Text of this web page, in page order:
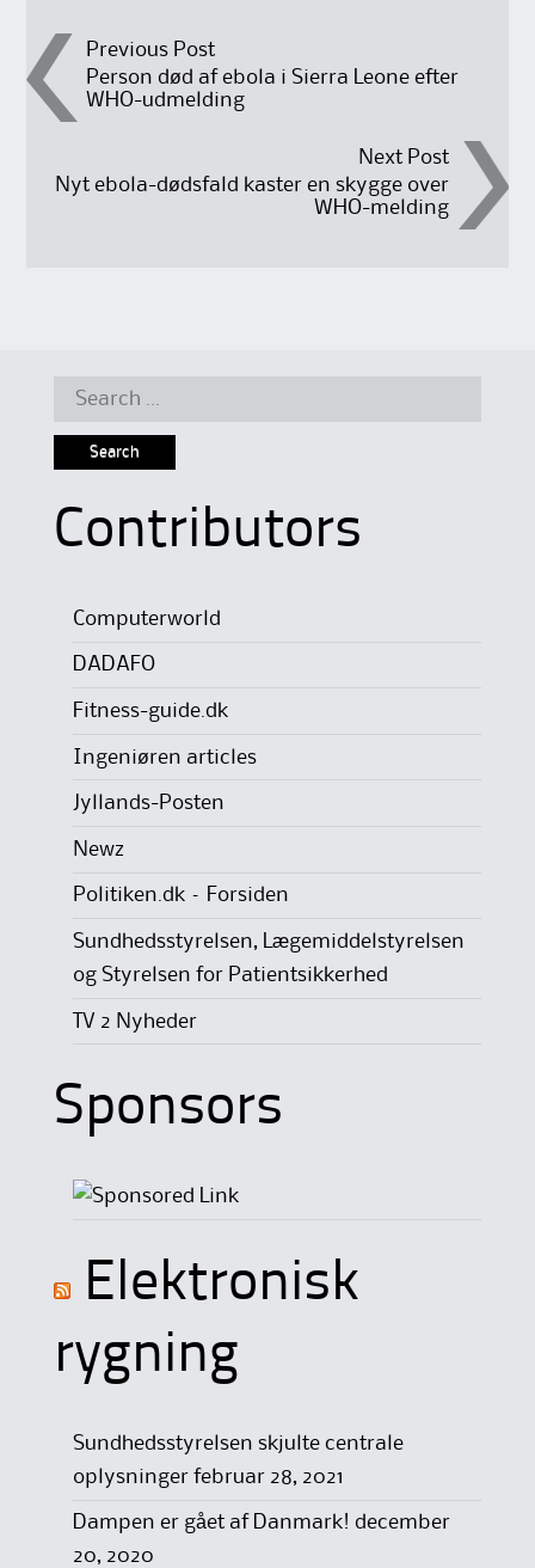
Post
navigation
Previous Post
Person død af ebola i Sierra Leone efter
WHO-udmelding
Next Post
Nyt ebola-dødsfald kaster en skygge over
WHO-melding
Search
Contributors
Computerworld
DADAFO
Fitness-guide.dk
Ingeniøren articles
Jyllands-Posten
Newz
Politiken.dk – Forsiden
Sundhedsstyrelsen, Lægemiddelstyrelsen
og Styrelsen for Patientsikkerhed
TV 2 Nyheder
Sponsors
Elektronisk
rygning
Sundhedsstyrelsen skjulte centrale
oplysninger februar 28, 2021
Dampen er gået af Danmark! december
20, 2020